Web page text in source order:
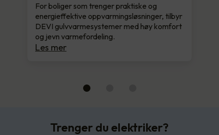
For boliger som trenger praktiske og
energieffektive oppvarmingsløsninger, tilbyr
DEVI gulvvarmesystemer med høy komfort
og jevn varmefordeling.
Les mer
Trenger du elektriker?